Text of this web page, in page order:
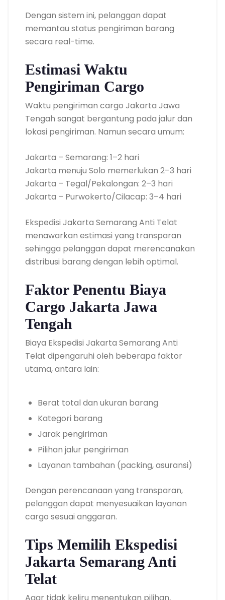
Dengan sistem ini, pelanggan dapat
memantau status pengiriman barang
secara real-time.
Estimasi Waktu
Pengiriman Cargo
Waktu pengiriman cargo Jakarta Jawa
Tengah sangat bergantung pada jalur dan
lokasi pengiriman. Namun secara umum:
Jakarta – Semarang: 1–2 hari
Jakarta menuju Solo memerlukan 2–3 hari
Jakarta – Tegal/Pekalongan: 2–3 hari
Jakarta – Purwokerto/Cilacap: 3–4 hari
Ekspedisi Jakarta Semarang Anti Telat
menawarkan estimasi yang transparan
sehingga pelanggan dapat merencanakan
distribusi barang dengan lebih optimal.
Faktor Penentu Biaya
Cargo Jakarta Jawa
Tengah
Biaya Ekspedisi Jakarta Semarang Anti
Telat dipengaruhi oleh beberapa faktor
utama, antara lain:
Berat total dan ukuran barang
Kategori barang
Jarak pengiriman
Pilihan jalur pengiriman
Layanan tambahan (packing, asuransi)
Dengan perencanaan yang transparan,
pelanggan dapat menyesuaikan layanan
cargo sesuai anggaran.
Tips Memilih Ekspedisi
Jakarta Semarang Anti
Telat
Agar tidak keliru menentukan pilihan,